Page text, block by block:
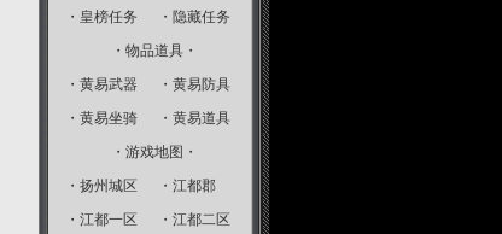
・ 皇榜任务 ・ 隐藏任务
・物品道具・
・ 黄易武器 ・ 黄易防具
・ 黄易坐骑 ・ 黄易道具
・游戏地图・
・ 扬州城区 ・ 江都郡
・ 江都一区 ・ 江都二区